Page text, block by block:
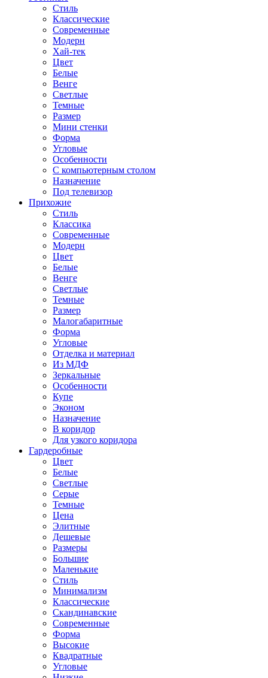
Стиль
Классические
Современные
Модерн
Хай-тек
Цвет
Белые
Венге
Светлые
Темные
Размер
Мини стенки
Форма
Угловые
Особенности
С компьютерным столом
Назначение
Под телевизор
Прихожие
Стиль
Классика
Современные
Модерн
Цвет
Белые
Венге
Светлые
Темные
Размер
Малогабаритные
Форма
Угловые
Отделка и материал
Из МДФ
Зеркальные
Особенности
Купе
Эконом
Назначение
В коридор
Для узкого коридора
Гардеробные
Цвет
Белые
Светлые
Серые
Темные
Цена
Элитные
Дешевые
Размеры
Большие
Маленькие
Стиль
Минимализм
Классические
Скандинавские
Современные
Форма
Высокие
Квадратные
Угловые